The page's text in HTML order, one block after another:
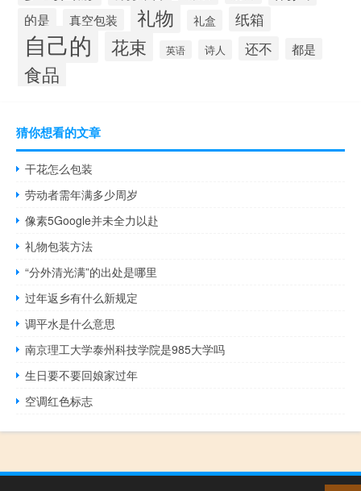
的是 真空包装 礼物 礼盒 纸箱
自己的 花束 英语 诗人 还不 都是
食品
猜你想看的文章
干花怎么包装
劳动者需年满多少周岁
像素5Google并未全力以赴
礼物包装方法
“分外清光满”的出处是哪里
过年返乡有什么新规定
调平水是什么意思
南京理工大学泰州科技学院是985大学吗
生日要不要回娘家过年
空调红色标志